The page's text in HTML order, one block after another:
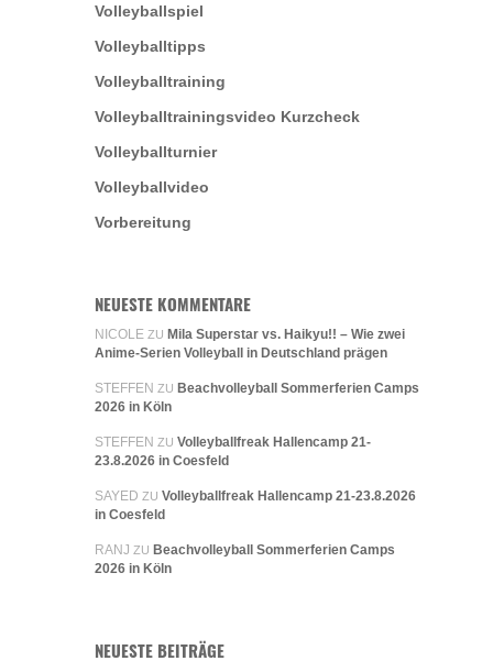
Volleyballspiel
Volleyballtipps
Volleyballtraining
Volleyballtrainingsvideo Kurzcheck
Volleyballturnier
Volleyballvideo
Vorbereitung
NEUESTE KOMMENTARE
NICOLE ZU Mila Superstar vs. Haikyu!! – Wie zwei
Anime-Serien Volleyball in Deutschland prägen
STEFFEN ZU Beachvolleyball Sommerferien Camps
2026 in Köln
STEFFEN ZU Volleyballfreak Hallencamp 21-
23.8.2026 in Coesfeld
SAYED ZU Volleyballfreak Hallencamp 21-23.8.2026
in Coesfeld
RANJ ZU Beachvolleyball Sommerferien Camps
2026 in Köln
NEUESTE BEITRÄGE